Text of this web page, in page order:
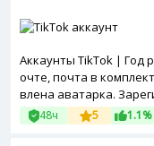
Аккаунты TikTok | Год
очте, почта в
влена аватарка.
48ч 5 1.1%